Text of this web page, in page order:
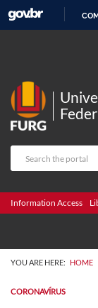
Information Access
YOU ARE HERE: HOME
CORONAVÍRUS